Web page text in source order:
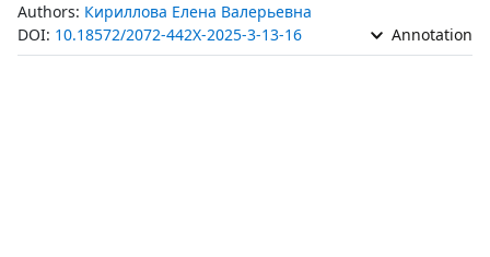
Authors: Кириллова Елена Валерьевна
DOI: 10.18572/2072-442X-2025-3-13-16 Annotation